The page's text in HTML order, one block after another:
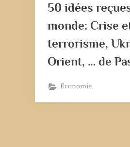
50 idées
monde: Crise
terrorisme,
Orient, … de
Economie